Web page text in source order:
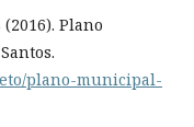
(2016). Plano
plano-municipal-